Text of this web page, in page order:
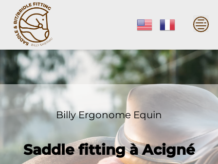
content
Billy Ergonome Equin
Saddle fitting à Acigné